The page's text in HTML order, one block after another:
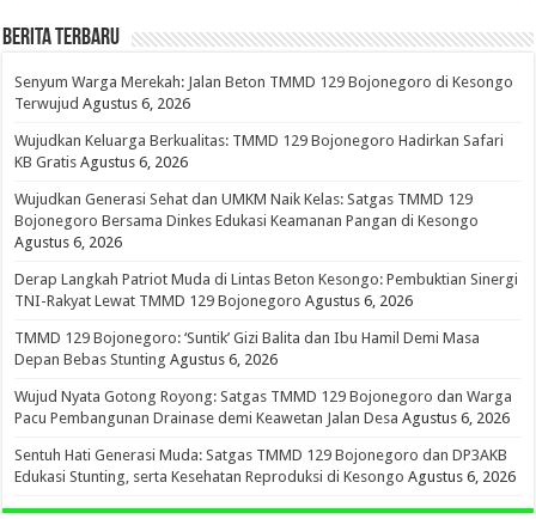
BERITA TERBARU
Senyum Warga Merekah: Jalan Beton TMMD 129 Bojonegoro di Kesongo
Terwujud Agustus 6, 2026
Wujudkan Keluarga Berkualitas: TMMD 129 Bojonegoro Hadirkan Safari
KB Gratis Agustus 6, 2026
Wujudkan Generasi Sehat dan UMKM Naik Kelas: Satgas TMMD 129
Bojonegoro Bersama Dinkes Edukasi Keamanan Pangan di Kesongo
Agustus 6, 2026
Derap Langkah Patriot Muda di Lintas Beton Kesongo: Pembuktian Sinergi
TNI-Rakyat Lewat TMMD 129 Bojonegoro Agustus 6, 2026
TMMD 129 Bojonegoro: ‘Suntik’ Gizi Balita dan Ibu Hamil Demi Masa
Depan Bebas Stunting Agustus 6, 2026
Wujud Nyata Gotong Royong: Satgas TMMD 129 Bojonegoro dan Warga
Pacu Pembangunan Drainase demi Keawetan Jalan Desa Agustus 6, 2026
Sentuh Hati Generasi Muda: Satgas TMMD 129 Bojonegoro dan DP3AKB
Edukasi Stunting, serta Kesehatan Reproduksi di Kesongo Agustus 6, 2026